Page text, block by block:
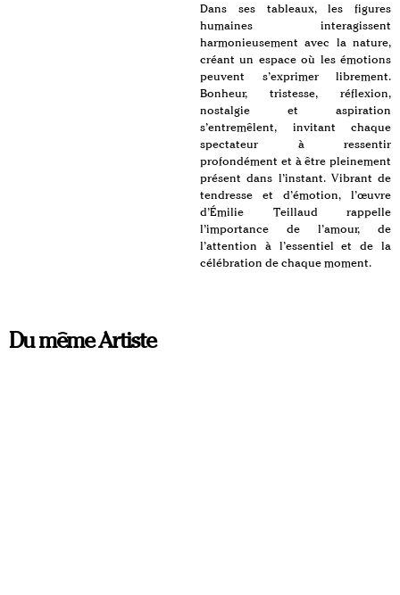
Dans ses tableaux, les figures
humaines interagissent
harmonieusement avec la nature,
créant un espace où les émotions
peuvent s’exprimer librement.
Bonheur, tristesse, réflexion,
nostalgie et aspiration
s’entremêlent, invitant chaque
spectateur à ressentir
profondément et à être pleinement
présent dans l’instant. Vibrant de
tendresse et d’émotion, l’œuvre
d’Émilie Teillaud rappelle
l’importance de l’amour, de
l’attention à l’essentiel et de la
célébration de chaque moment.
Du même Artiste